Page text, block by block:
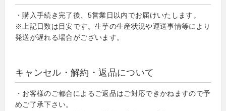
・購入手続き完了後、5営業日以内でお届けいたします。
※上記日数は目安です。生芋の生産状況や運送事情等により
発送が遅れる場合がございます。
キャンセル・解約・返品について
・お客様のご都合によるご返品はご対応できかねますので予
めご了承下さい。